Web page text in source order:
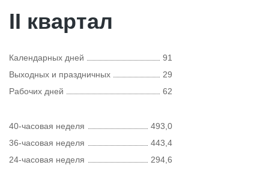
II квартал
Календарных дней
91
Выходных и праздничных
29
Рабочих дней
62
40-часовая неделя
493,0
36-часовая неделя
443,4
24-часовая неделя
294,6